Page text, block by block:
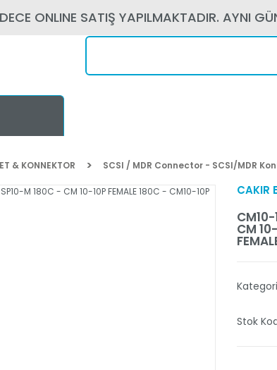
ONLINE SATIŞ YAPILMAKTADIR. AYNI
& KONNEKTOR SCSI / MDR Connector - SCSI/MDR
CAKIR
CM10-
CM
Kategori
Stok